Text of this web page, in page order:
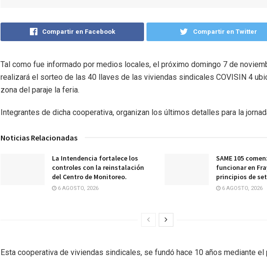
Compartir en Facebook Compartir en Twitter
Tal como fue informado por medios locales, el próximo domingo 7 de
realizará el sorteo de las 40 llaves de las viviendas sindicales COVISIN 4
zona del paraje la feria.
Integrantes de dicha cooperativa, organizan los últimos detalles para la
Noticias Relacionadas
La Intendencia fortalece los
controles con la reinstalación
del Centro de Monitoreo.
6 AGOSTO, 2026
SAME 105
funcionar en
principios de
6 AGOSTO, 2026
Esta cooperativa de viviendas sindicales, se fundó hace 10 años mediante el